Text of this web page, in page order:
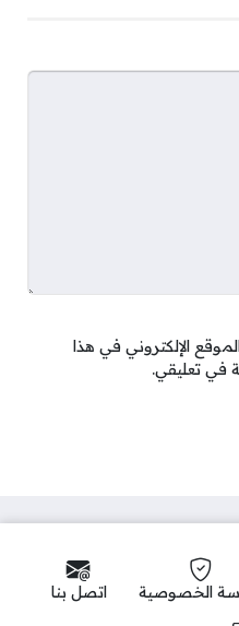
الإلكتروني في هذا
في تعليقي.
الخصوصية اتصل بنا